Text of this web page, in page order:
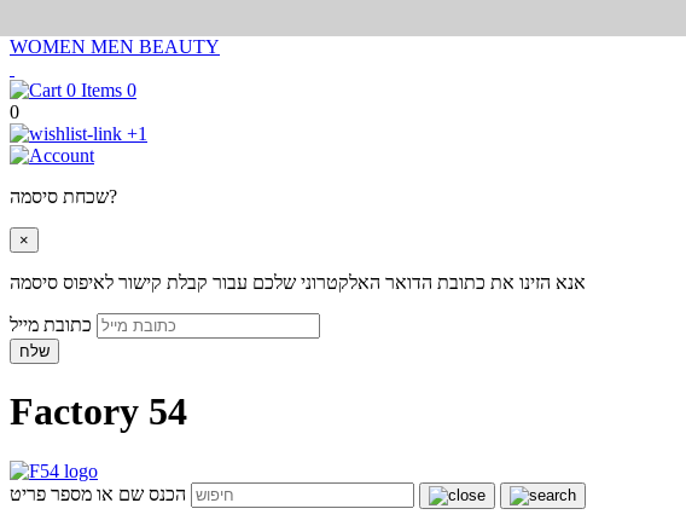
WOMEN MEN BEAUTY
0
0
+1
שכחת סיסמה?
×
אנא הזינו את כתובת הדואר האלקטרוני שלכם עבור קבלת קישור לאיפוס סיסמה
שלח
Factory 54
הכנס שם או מספר פריט